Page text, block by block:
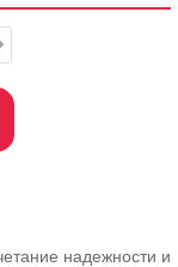
надежности и